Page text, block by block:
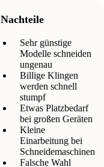
Nachteile
Sehr günstige
Modelle schneiden
ungenau
Billige Klingen
werden schnell
stumpf
Etwas Platzbedarf
bei großen Geräten
Kleine
Einarbeitung bei
Schneidemaschinen
Falsche Wahl